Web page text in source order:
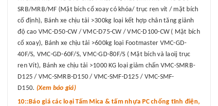
SRB/MRB/MF (Mặt bích cổ xoay có khóa/ trục ren vít / mặt bích
cố định), Bánh xe chịu tải >300kg loại kết hợp chân tăng giảnh
độ cao VMC-D50-CW / VMC-D75-CW / VMC-D100-CW ( Mặt bích
cổ xoay), Bánh xe chịu tải >600kg loại Footmaster VMC-GD-
40F/S, VMC-GD-60F/S, VMC-GD-80F/S ( Mặt bích và laoij trục
ren Vít), Bánh xe chịu tải >1000 KG loại giảm chấn VMC-SMRB-
D125 / VMC-SMRB-D150 / VMC-SMF-D125 / VMC-SMF-
D150. (Xem báo giá)
10::Báo giá các loại Tấm Mica & tấm nhựa PC chống tĩnh điện,